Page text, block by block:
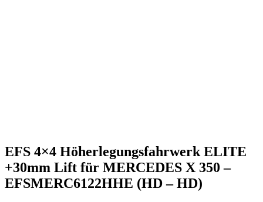
EFS 4×4 Höherlegungsfahrwerk ELITE
+30mm Lift für MERCEDES X 350 –
EFSMERC6122HHE (HD – HD)